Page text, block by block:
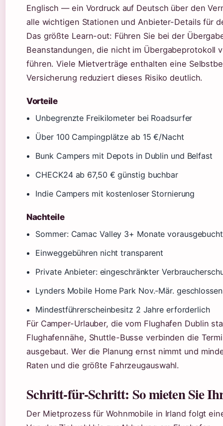
Englisch — ein Vordruck auf Deutsch über den
alle wichtigen Stationen und Anbieter-Details für
Das größte Learn-out: Führen Sie bei der
Beanstandungen, die nicht im Übergabeprotokoll
führen. Viele Mietverträge enthalten eine
Versicherung reduziert dieses Risiko deutlich.
Vorteile
Unbegrenzte Freikilometer bei Roadsurfer
Über 100 Campingplätze ab 15 €/Nacht
Bunk Campers mit Depots in Dublin und Belfast
CHECK24 ab 67,50 € günstig buchbar
Indie Campers mit kostenloser Stornierung
Nachteile
Sommer: Camac Valley 3+ Monate vorausgebucht
Einweggebühren nicht transparent
Private Anbieter: eingeschränkter
Lynders Mobile Home Park Nov.-Mär. geschlossen
Mindestführerscheinbesitz 2 Jahre erforderlich
Für Camper-Urlauber, die vom Flughafen Dublin
Flughafennähe, Shuttle-Busse verbinden die
ausgebaut. Wer die Planung ernst nimmt und
Raten und die größte Fahrzeugauswahl.
Schritt-für-Schritt: So mieten Sie
Der Mietprozess für Wohnmobile in Irland folgt